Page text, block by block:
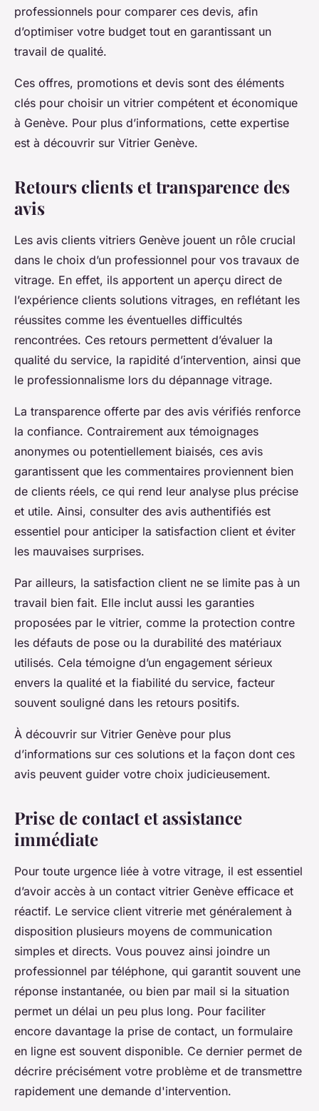
professionnels pour comparer ces devis, afin
d’optimiser votre budget tout en garantissant un
travail de qualité.
Ces offres, promotions et devis sont des éléments
clés pour choisir un vitrier compétent et économique
à Genève. Pour plus d’informations, cette expertise
est à découvrir sur Vitrier Genève.
Retours clients et transparence des
avis
Les avis clients vitriers Genève jouent un rôle crucial
dans le choix d’un professionnel pour vos travaux de
vitrage. En effet, ils apportent un aperçu direct de
l’expérience clients solutions vitrages, en reflétant les
réussites comme les éventuelles difficultés
rencontrées. Ces retours permettent d’évaluer la
qualité du service, la rapidité d’intervention, ainsi que
le professionnalisme lors du dépannage vitrage.
La transparence offerte par des avis vérifiés renforce
la confiance. Contrairement aux témoignages
anonymes ou potentiellement biaisés, ces avis
garantissent que les commentaires proviennent bien
de clients réels, ce qui rend leur analyse plus précise
et utile. Ainsi, consulter des avis authentifiés est
essentiel pour anticiper la satisfaction client et éviter
les mauvaises surprises.
Par ailleurs, la satisfaction client ne se limite pas à un
travail bien fait. Elle inclut aussi les garanties
proposées par le vitrier, comme la protection contre
les défauts de pose ou la durabilité des matériaux
utilisés. Cela témoigne d’un engagement sérieux
envers la qualité et la fiabilité du service, facteur
souvent souligné dans les retours positifs.
À découvrir sur Vitrier Genève pour plus
d’informations sur ces solutions et la façon dont ces
avis peuvent guider votre choix judicieusement.
Prise de contact et assistance
immédiate
Pour toute urgence liée à votre vitrage, il est essentiel
d’avoir accès à un contact vitrier Genève efficace et
réactif. Le service client vitrerie met généralement à
disposition plusieurs moyens de communication
simples et directs. Vous pouvez ainsi joindre un
professionnel par téléphone, qui garantit souvent une
réponse instantanée, ou bien par mail si la situation
permet un délai un peu plus long. Pour faciliter
encore davantage la prise de contact, un formulaire
en ligne est souvent disponible. Ce dernier permet de
décrire précisément votre problème et de transmettre
rapidement une demande d'intervention.